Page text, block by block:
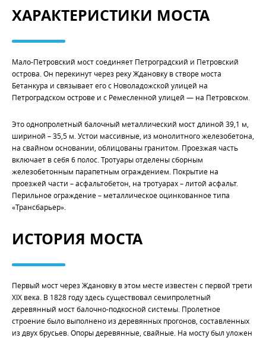
ХАРАКТЕРИСТИКИ МОСТА
Мало-Петровский мост соединяет Петроградский и Петровский
острова. Он перекинут через реку Ждановку в створе моста
Бетанкура и связывает его с Новоладожской улицей на
Петроградском острове и с Ремесленной улицей — на Петровском.
Это однопролетный балочный металлический мост длиной 39,1 м,
шириной – 35,5 м. Устои массивные, из монолитного железобетона,
на свайном основании, облицованы гранитом. Проезжая часть
включает в себя 6 полос. Тротуары отделены сборным
железобетонным парапетным ограждением. Покрытие на
проезжей части – асфальтобетон, на тротуарах – литой асфальт.
Перильное ограждение – металлическое оцинкованное типа
«Трансбарьер».
ИСТОРИЯ МОСТА
Первый мост через Ждановку в этом месте известен с первой трети
XIX века. В 1828 году здесь существовал семипролетный
деревянный мост балочно-подкосной системы. Пролетное
строение было выполнено из деревянных прогонов, составленных
из двух брусьев. Опоры деревянные, свайные. На мосту был уложен